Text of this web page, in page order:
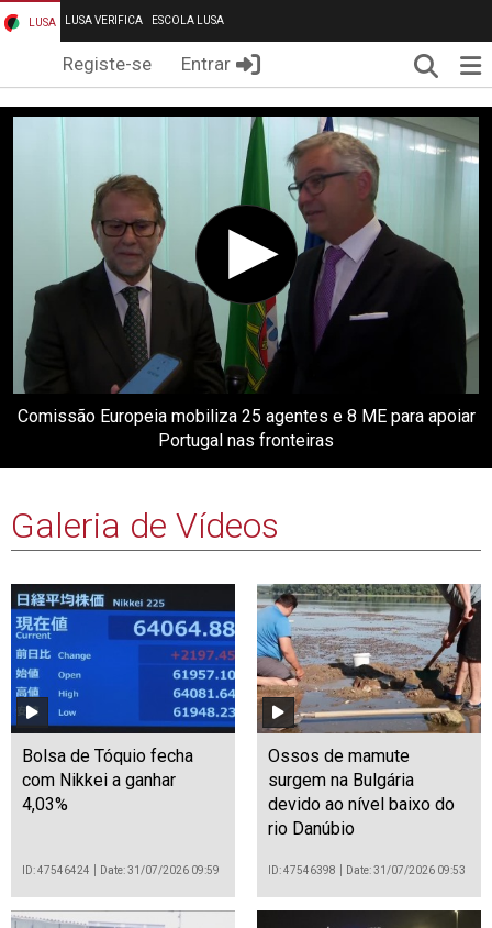
LUSA LUSA VERIFICA ESCOLA LUSA
Registe-se Entrar
Comissão Europeia mobiliza 25 agentes e 8 ME para apoiar
Portugal nas fronteiras
Galeria de Vídeos
Bolsa de Tóquio fecha
com Nikkei a ganhar
4,03%
ID: 47546424 Date: 31/07/2026 09:59
Ossos de mamute
surgem na Bulgária
devido ao nível baixo do
rio Danúbio
ID: 47546398 Date: 31/07/2026 09:53